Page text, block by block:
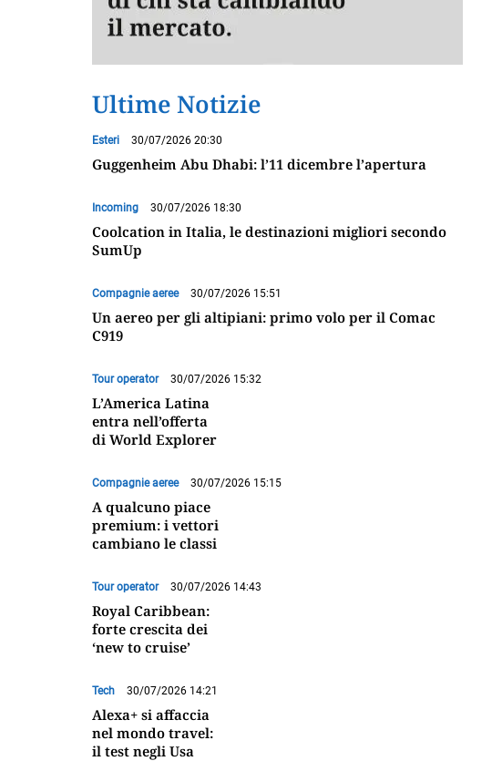
Ultime Notizie
Esteri 30/07/2026 20:30
Guggenheim Abu Dhabi: l’11 dicembre l’apertura
Incoming 30/07/2026 18:30
Coolcation in Italia, le destinazioni migliori secondo
SumUp
Compagnie aeree 30/07/2026 15:51
Un aereo per gli altipiani: primo volo per il Comac
C919
Tour operator 30/07/2026 15:32
L’America Latina
entra nell’offerta
di World Explorer
Compagnie aeree 30/07/2026 15:15
A qualcuno piace
premium: i vettori
cambiano le classi
Tour operator 30/07/2026 14:43
Royal Caribbean:
forte crescita dei
‘new to cruise’
Tech 30/07/2026 14:21
Alexa+ si affaccia
nel mondo travel:
il test negli Usa